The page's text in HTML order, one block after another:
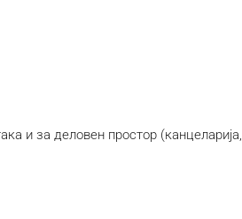
и за деловен простор (канцеларија,